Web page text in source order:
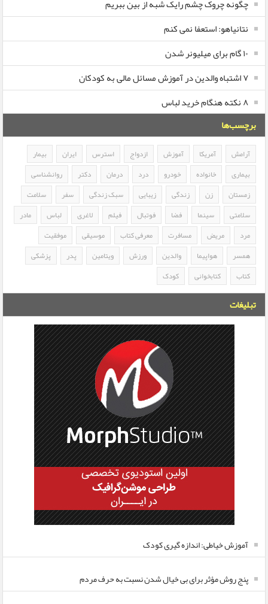
چگونه چروک چشم رایک شبه از بین ببریم
نتانیاهو: استعفا نمی کنم
۱۰ گام برای میلیونر شدن
۷ اشتباه والدین در آموزش مسائل مالی به کودکان
۸ نکته هنگام خرید لباس
برچسب‌ها
آرامش آمریکا آموزش ازدواج استرس ایران
بیمار
بیماری
خانواده خودرو درد درمان دکتر
روانشناسی
زمستان
زن زندگی زیبایی سبک زندگی سفر
سلامت
سلامتی
سینما فضا فوتبال فیلم لاغری لباس
مادر
مرد
مریض مسافرت معرفی کتاب موسیقی
موفقیت
همسر
هواپیما والدین ورزش ویتامین پدر
پزشکی
کتاب
کتابخوانی کودک
تبلیغات
آموزش خیاطی: اندازه گیری کودک
پنج روش مؤثر برای بی خیال شدن نسبت به حرف مردم